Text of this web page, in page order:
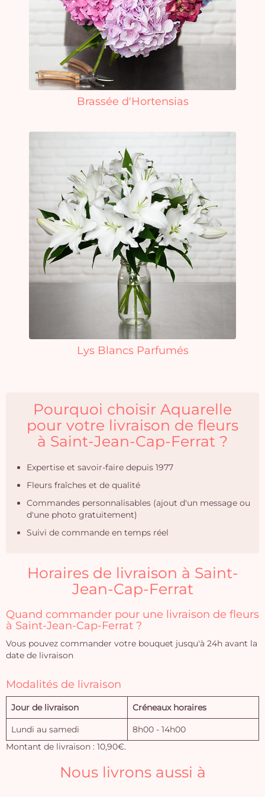
Brassée d'Hortensias
Lys Blancs Parfumés
Pourquoi choisir Aquarelle
pour votre livraison de fleurs
à Saint-Jean-Cap-Ferrat ?
Expertise et savoir-faire depuis 1977
Fleurs fraîches et de qualité
Commandes personnalisables (ajout d'un message ou
d'une photo gratuitement)
Suivi de commande en temps réel
Horaires de livraison à Saint-
Jean-Cap-Ferrat
Quand commander pour une livraison de fleurs
à Saint-Jean-Cap-Ferrat ?
Vous pouvez commander votre bouquet jusqu'à 24h avant la
date de livraison
Modalités de livraison
Jour de livraison Créneaux horaires
Lundi au samedi
8h00 - 14h00
Montant de livraison : 10,90€.
Nous livrons aussi à